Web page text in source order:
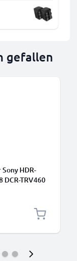
gefallen
HDR-
DCR-TRV460